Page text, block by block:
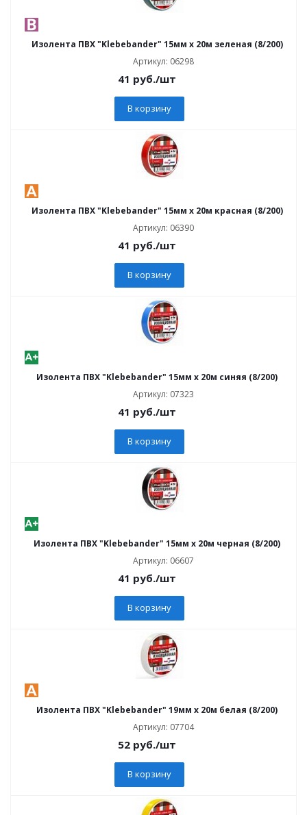
Изолента ПВХ "Klebebander" 15мм х 20м зеленая (8/200)
Артикул: 06298
41 руб./шт
В корзину
Изолента ПВХ "Klebebander" 15мм х 20м красная (8/200)
Артикул: 06390
41 руб./шт
В корзину
Изолента ПВХ "Klebebander" 15мм х 20м синяя (8/200)
Артикул: 07323
41 руб./шт
В корзину
Изолента ПВХ "Klebebander" 15мм х 20м черная (8/200)
Артикул: 06607
41 руб./шт
В корзину
Изолента ПВХ "Klebebander" 19мм х 20м белая (8/200)
Артикул: 07704
52руб./шт
В корзину